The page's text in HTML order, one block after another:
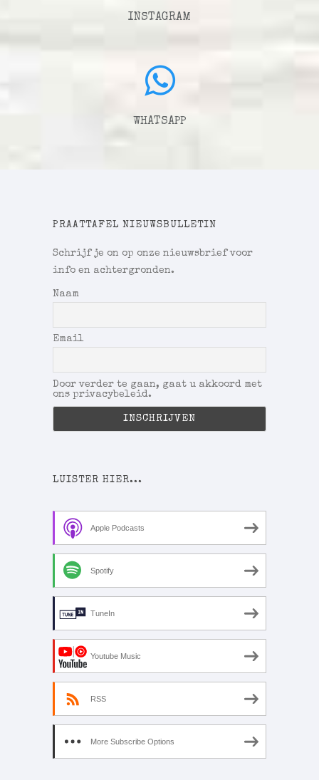
INSTAGRAM
WHATSAPP
PRAATTAFEL NIEUWSBULLETIN
Schrijf je on op onze nieuwsbrief voor
info en achtergronden.
Naam
Email
Door verder te gaan, gaat u akkoord met
ons privacybeleid.
LUISTER HIER...
Apple Podcasts
Spotify
TuneIn
Youtube Music
RSS
More Subscribe Options